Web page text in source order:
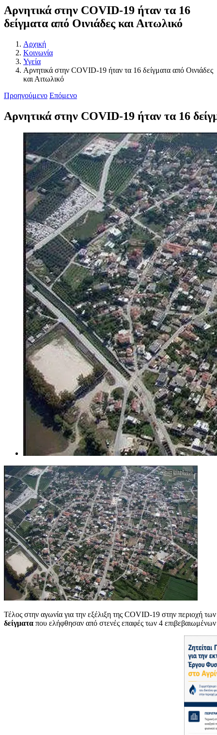
Αρνητικά στην COVID-19 ήταν τα 16
δείγματα από Οινιάδες και Αιτωλικό
Αρχική
Κοινωνία
Υγεία
Αρνητικά στην COVID-19 ήταν τα 16 δείγματα από Οινιάδες
και Αιτωλικό
Προηγούμενο Επόμενο
Αρνητικά στην COVID-19 ήταν τα 16
Προβολή
μεγαλύτερης
εικόνας
Τέλος στην αγωνία για την εξέλιξη της COVID-19 στην περιοχή
δείγματα που ελήφθησαν από στενές επαφές των 4